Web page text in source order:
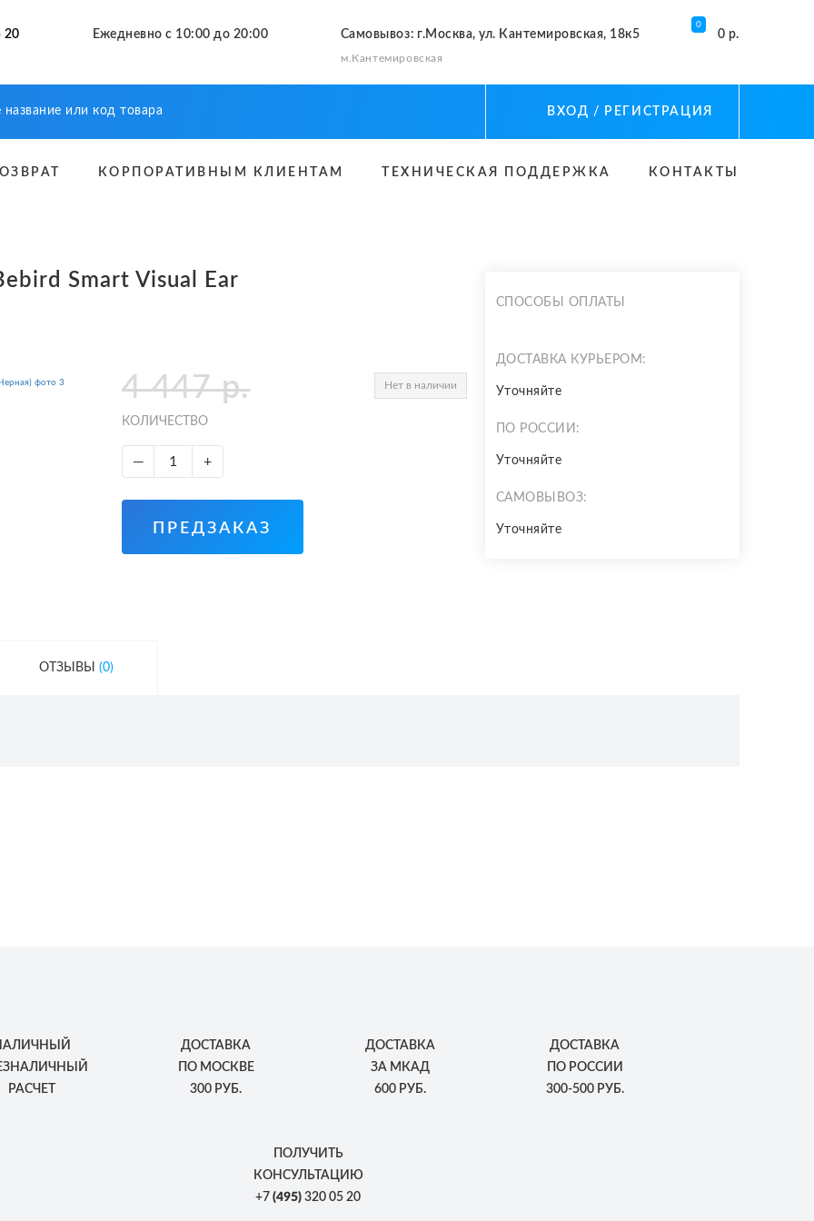
20 Ежедневно с 10:00 до 20:00 Самовывоз: г.Москва, ул. Кантемировская, 18к5
м.Кантемировская
0
0 р.
ВХОД / РЕГИСТРАЦИЯ
КОРПОРАТИВНЫМ КЛИЕНТАМ ТЕХНИЧЕСКАЯ ПОДДЕРЖКА КОНТАКТЫ
Smart Visual Ear
4 447р. Нет в наличии
КОЛИЧЕСТВО
— +
ПРЕДЗАКАЗ
СПОСОБЫ ОПЛАТЫ
ДОСТАВКА КУРЬЕРОМ:
Уточняйте
ПО РОССИИ:
Уточняйте
САМОВЫВОЗ:
Уточняйте
ОТЗЫВЫ (0)
РАСЧЕТ
ДОСТАВКА
ПО МОСКВЕ
300 РУБ.
ДОСТАВКА
ЗА МКАД
600 РУБ.
ДОСТАВКА
ПО РОССИИ
300-500 РУБ.
ПОЛУЧИТЬ
КОНСУЛЬТАЦИЮ
+7 (495) 320 05 20